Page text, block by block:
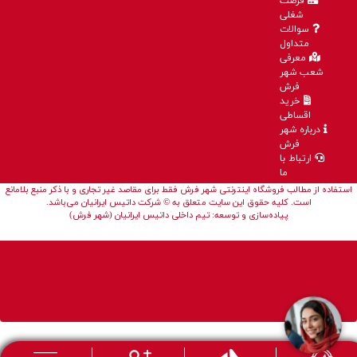
شغلی
سوالات
متداول
معرفی
شعب شهر
فرش
خرید
اقساطی
درباره شهر
فرش
ارتباط با
ما
استفاده از مطالب فروشگاه اینترنتی شهر فرش فقط برای مقاصد غیر تجاری و با ذکر منبع بلامانع
است. کلیه حقوق این سایت متعلق به © شرکت داتیس ایرانیان می‌باشد.
پیاده‌سازی و توسعه: تیم داخلی داتیس ایرانیان (شهر فرش)